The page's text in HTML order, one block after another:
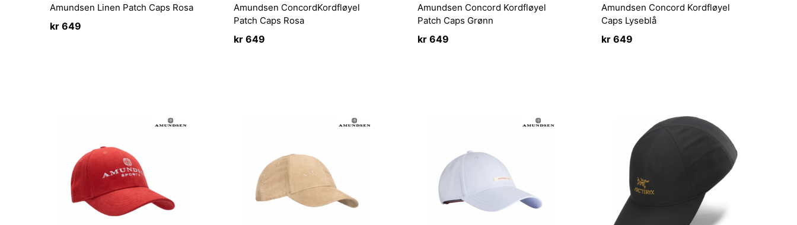
Amundsen Linen Patch Caps Rosa
kr 649
Amundsen ConcordKordfløyel
Patch Caps Rosa
kr649
Amundsen Concord Kordfløyel
Patch Caps Grønn
kr649
Amundsen Concord Kordfløyel
Caps Lyseblå
kr649